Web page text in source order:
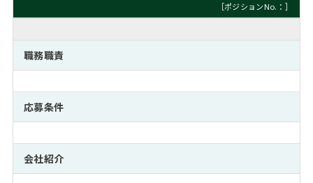
おわり
MBA留学生数の推移
インターン受入企業一覧
MBAを生かす求人特集
年齢と年収の相関図
よくある面接Q&A集
外資系／面接攻略のコツ
転職成功への4つの鍵
キャリアに効く一冊
注目企業インタビュー
キャリアフォーラム
プロ経営者の特別セミナー
Career Talk Live
MBA NETWORKING
採用情報
パブリシティ
ニュースリリース
［ポジションNo.：］
職務職責
応募条件
会社紹介